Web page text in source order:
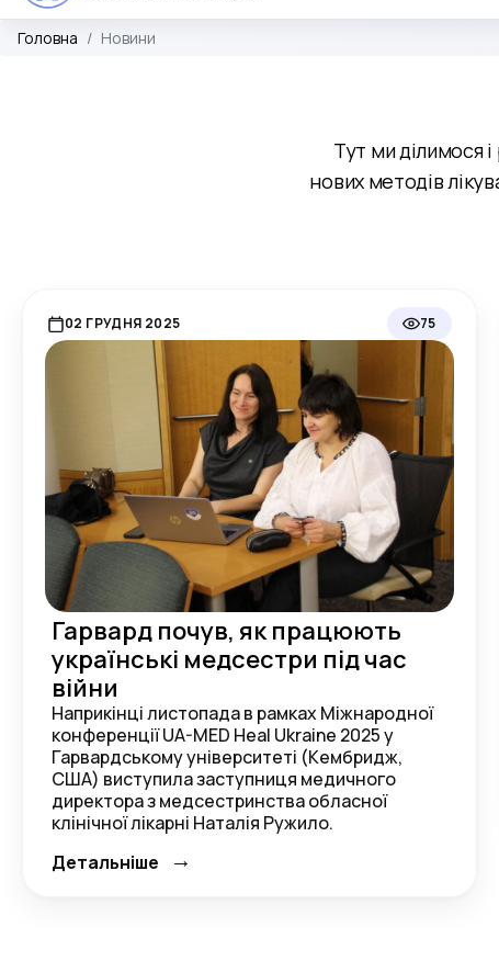
Головна Новини
Тут ми ділимося
нових методів
02 ГРУДНЯ 2025 75
Гарвард почув, як працюють
українські медсестри під час
війни
Наприкінці листопада в рамках Міжнародної
конференції UA-MED Heal Ukraine 2025 у
Гарвардському університеті (Кембридж,
США) виступила заступниця медичного
директора з медсестринства обласної
клінічної лікарні Наталія Ружило.
Детальніше
→